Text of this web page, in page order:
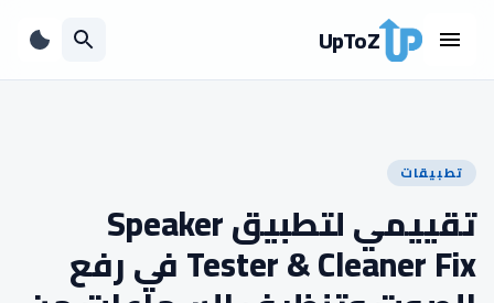
UpToZ
تطبيقات
تقييمي لتطبيق Speaker
Tester & Cleaner Fix في رفع